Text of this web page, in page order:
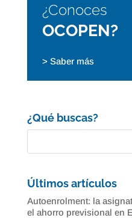
¿Conoces
OCOPEN?
> Saber más
¿Qué buscas?
Últimos artículos
Autoenrolment: la
el ahorro previsional en